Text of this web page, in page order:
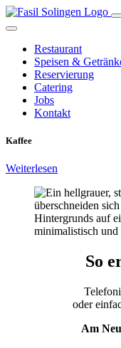
Restaurant
Speisen &
Reservierung
Catering
Jobs
Kontakt
Kaffee
Weiterlesen
So
oder
Am